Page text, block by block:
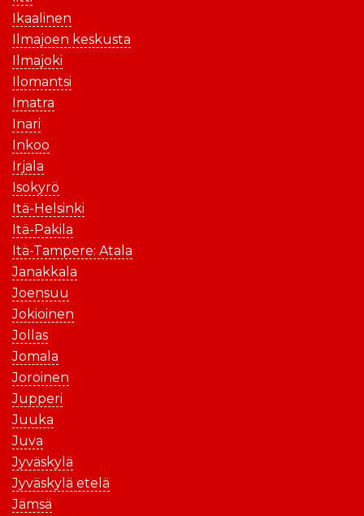
Ikaalinen
Ilmajoen keskusta
Ilmajoki
Ilomantsi
Imatra
Inari
Inkoo
Irjala
Isokyrö
Itä-Helsinki
Itä-Pakila
Itä-Tampere: Atala
Janakkala
Joensuu
Jokioinen
Jollas
Jomala
Joroinen
Jupperi
Juuka
Juva
Jyväskylä
Jyväskylä etelä
Jämsä